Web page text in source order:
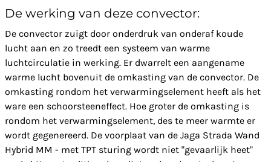
De werking van deze convector:
De convector zuigt door onderdruk van onderaf koude
lucht aan en zo treedt een systeem van warme
luchtcirculatie in werking. Er dwarrelt een aangename
warme lucht bovenuit de omkasting van de convector. De
omkasting rondom het verwarmingselement heeft als het
ware een schoorsteeneffect. Hoe groter de omkasting is
rondom het verwarmingselement, des te meer warmte er
wordt gegenereerd. De voorplaat van de Jaga Strada Wand
Hybrid MM - met TPT sturing wordt niet "gevaarlijk heet"